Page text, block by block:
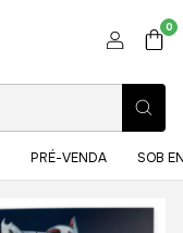
0
PRÉ-VENDA SOB